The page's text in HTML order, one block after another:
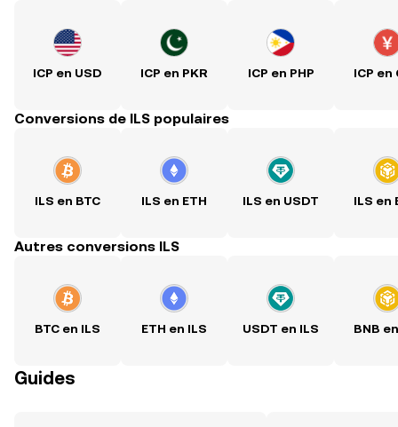
ICP en USD ICP en PKR ICP en PHP ICP en
Conversions de ILS populaires
ILS en BTC ILS en ETH ILS en USDT ILS en
Autres conversions ILS
BTC en ILS ETH en ILS USDT en ILS BNB
Guides